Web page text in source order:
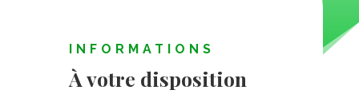
INFORMATIONS
À votre disposition